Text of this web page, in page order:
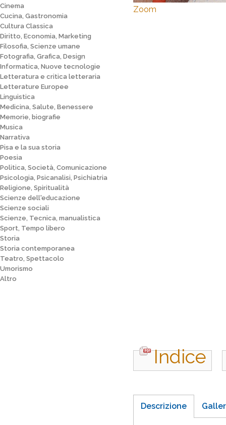
Cinema
Cucina, Gastronomia
Cultura Classica
Diritto, Economia, Marketing
Filosofia, Scienze umane
Fotografia, Grafica, Design
Informatica, Nuove tecnologie
Letteratura e critica letteraria
Letterature Europee
Linguistica
Medicina, Salute, Benessere
Memorie, biografie
Musica
Narrativa
Pisa e la sua storia
Poesia
Politica, Società, Comunicazione
Psicologia, Psicanalisi, Psichiatria
Religione, Spiritualità
Scienze dell'educazione
Scienze sociali
Scienze, Tecnica, manualistica
Sport, Tempo libero
Storia
Storia contemporanea
Teatro, Spettacolo
Umorismo
Altro
Zoom
Indice
Descrizione